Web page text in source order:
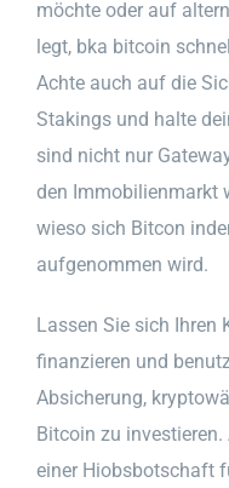
möchte oder auf
legt, bka bitcoin
Achte auch auf die
Stakings und halte
sind nicht nur
den Immobilienmarkt
wieso sich Bitcon
aufgenommen wird.
Lassen Sie sich Ihren
finanzieren und
Absicherung,
Bitcoin zu
einer Hiobsbotschaft